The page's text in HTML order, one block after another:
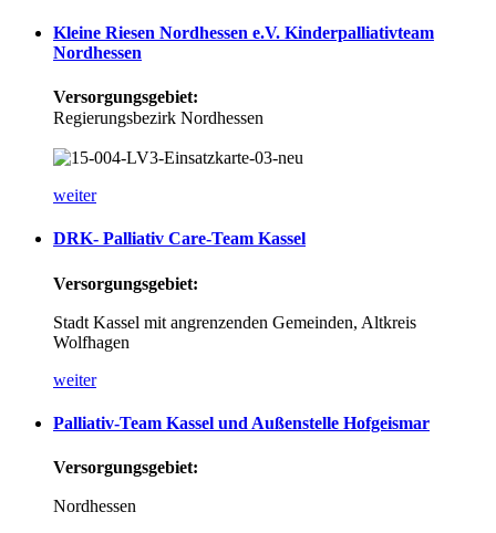
Kleine Riesen Nordhessen e.V. Kinderpalliativteam
Nordhessen
Versorgungsgebiet:
Regierungsbezirk Nordhessen
weiter
DRK- Palliativ Care-Team Kassel
Versorgungsgebiet:
Stadt Kassel mit angrenzenden Gemeinden, Altkreis
Wolfhagen
weiter
Palliativ-Team Kassel und Außenstelle Hofgeismar
Versorgungsgebiet:
Nordhessen